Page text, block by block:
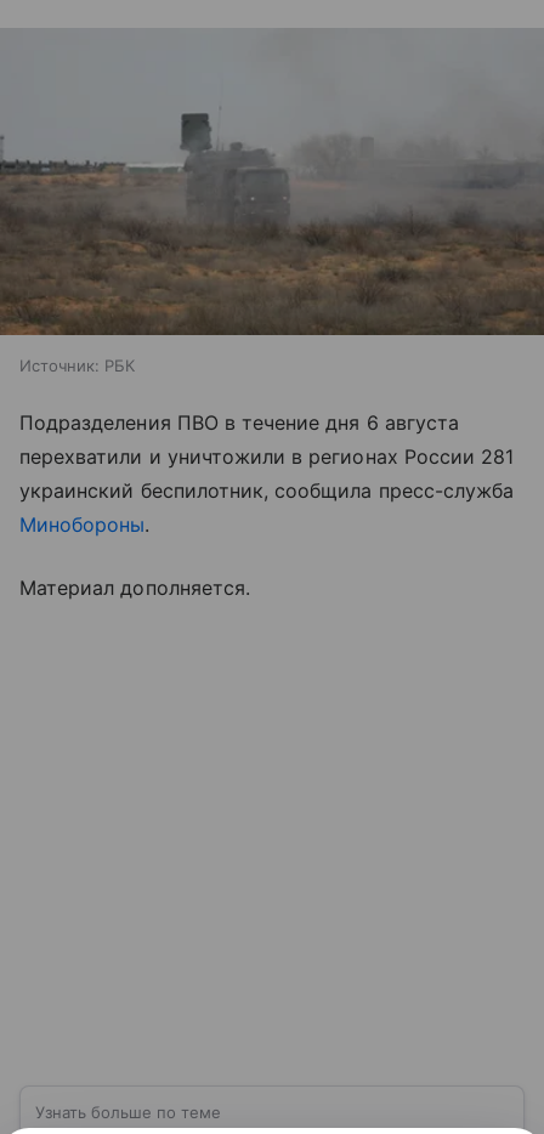
Источник: РБК
Подразделения ПВО в течение дня 6 августа
перехватили и уничтожили в регионах России 281
украинский беспилотник, сообщила пресс-служба
Минобороны.
Материал дополняется.
Узнать больше по теме